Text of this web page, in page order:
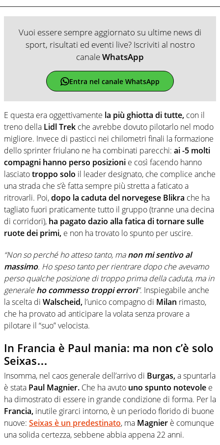
Vuoi essere sempre aggiornato su ultime news di
sport, risultati ed eventi live? Iscriviti al nostro
canaleWhatsApp
Entra nel canale WhatsApp
E questa era oggettivamente la più ghiotta di tutte, con il
treno della Lidl Trek che avrebbe dovuto pilotarlo nel modo
migliore. Invece di pasticci nei chilometri finali la formazione
dello sprinter friulano ne ha combinati parecchi: ai -5 molti
compagni hanno perso posizioni e così facendo hanno
lasciatotroppo solo il leader designato, che complice anche
una strada che s’è fatta sempre più stretta a faticato a
ritrovarli. Poi,dopo la caduta del norvegese Blikra che ha
tagliato fuori praticamente tutto il gruppo (tranne una decina
di corridori), ha pagato dazio alla fatica di tornare sulle
ruote dei primi, e non ha trovato lo spunto per uscire.
“Non so perché ho atteso tanto, manon mi sentivo al
massimo. Ho speso tanto per rientrare dopo che avevamo
perso qualche posizione di troppo prima della caduta, ma in
generaleho commesso troppi errori”. Inspiegabile anche
la scelta di Walscheid, l’unico compagno di Milan rimasto,
che ha provato ad anticipare la volata senza provare a
pilotare il “suo” velocista.
In Francia è Paul mania: ma non c’è solo
Seixas…
Insomma, nel caos generale dell’arrivo di Burgas,a spuntarla
è stata Paul Magnier. Che ha avuto uno spunto notevole e
ha dimostrato di essere in grande condizione di forma. Per la
Francia, inutile girarci intorno, è un periodo florido di buone
nuove: Seixas è un predestinato, ma Magnier è comunque
una solida certezza, sebbene abbia appena 22 anni.